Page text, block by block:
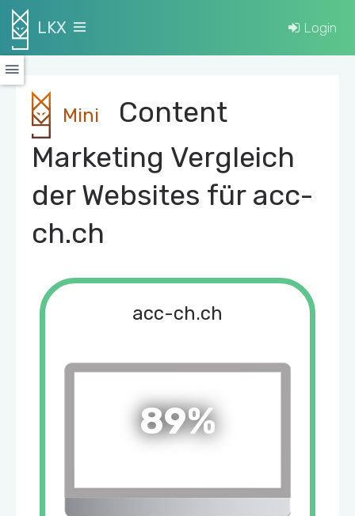
LKX Login
Mini
Content
Marketing Vergleich
der Websites für acc-
ch.ch
acc-ch.ch
89%